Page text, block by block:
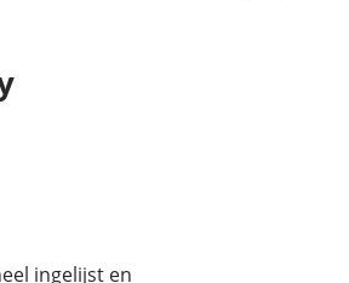
ingelijst en